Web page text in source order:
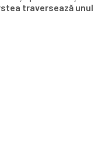
traversează unul